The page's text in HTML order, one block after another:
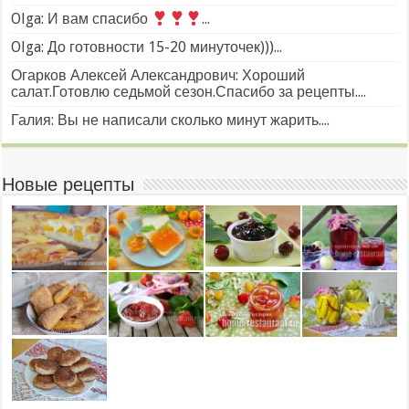
Olga: И вам спасибо
...
Olga: До готовности 15-20 минуточек)))...
Огарков Алексей Александрович: Хороший
салат.Готовлю седьмой сезон.Спасибо за рецепты....
Галия: Вы не написали сколько минут жарить....
Новые рецепты